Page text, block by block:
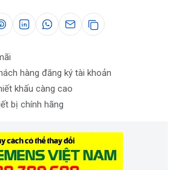
hàng đăng ký tài khoản
khấu càng cao
bị chính hãng